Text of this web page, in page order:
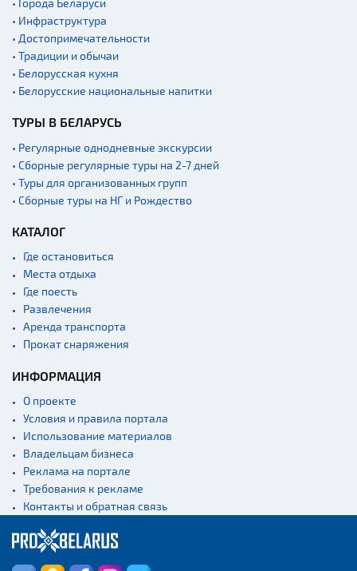
Аэропорты
Железнодорожные
вокзалы
Речной транспорт и
причалы
• Города Беларуси
• Инфраструктура
• Достопримечательности
• Традиции и обычаи
• Белорусская кухня
• Белорусские национальные напитки
ТУРЫ В БЕЛАРУСЬ
• Регулярные однодневные экскурсии
• Сборные регулярные туры на 2-7 дней
• Туры для организованных групп
• Сборные туры на НГ и Рождество
КАТАЛОГ
Где остановиться
Места отдыха
Где поесть
Развлечения
Аренда транспорта
Прокат снаряжения
ИНФОРМАЦИЯ
О проекте
Условия и правила портала
Использование материалов
Владельцам бизнеса
Реклама на портале
Требования к рекламе
Контакты и обратная связь